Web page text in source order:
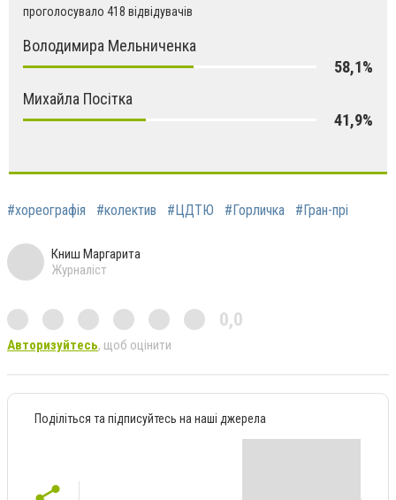
проголосувало 418 відвідувачів
Володимира Мельниченка
58,1%
Михайла Посітка
41,9%
#хореографія #колектив #ЦДТЮ #Горличка #Гран-прі
Книш Маргарита
Журналіст
0,0
Авторизуйтесь, щоб оцінити
Поділіться та підписуйтесь на наші джерела